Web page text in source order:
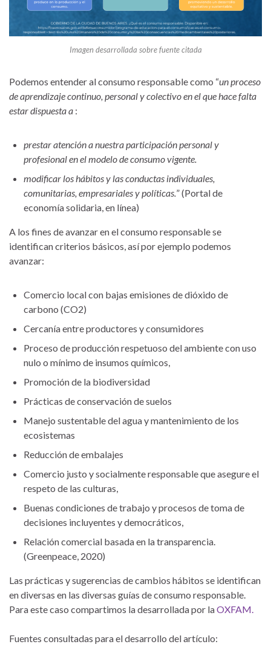
Imagen desarrollada sobre fuente citada
Podemos entender al consumo responsable como “un proceso
de aprendizaje continuo, personal y colectivo en el que hace falta
estar dispuesta a :
prestar atención a nuestra participación personal y
profesional en el modelo de consumo vigente.
modificar los hábitos y las conductas individuales,
comunitarias, empresariales y políticas. ” (Portal de
economía solidaria, en línea)
A los fines de avanzar en el consumo responsable se
identifican criterios básicos, así por ejemplo podemos
avanzar:
Comercio local con bajas emisiones de dióxido de
carbono (CO2)
Cercanía entre productores y consumidores
Proceso de producción respetuoso del ambiente con uso
nulo o mínimo de insumos químicos,
Promoción de la biodiversidad
Prácticas de conservación de suelos
Manejo sustentable del agua y mantenimiento de los
ecosistemas
Reducción de embalajes
Comercio justo y socialmente responsable que asegure el
respeto de las culturas,
Buenas condiciones de trabajo y procesos de toma de
decisiones incluyentes y democráticos,
Relación comercial basada en la transparencia.
(Greenpeace, 2020)
Las prácticas y sugerencias de cambios hábitos se identifican
en diversas en las diversas guías de consumo responsable.
Para este caso compartimos la desarrollada por laOXFAM.
Fuentes consultadas para el desarrollo del artículo: